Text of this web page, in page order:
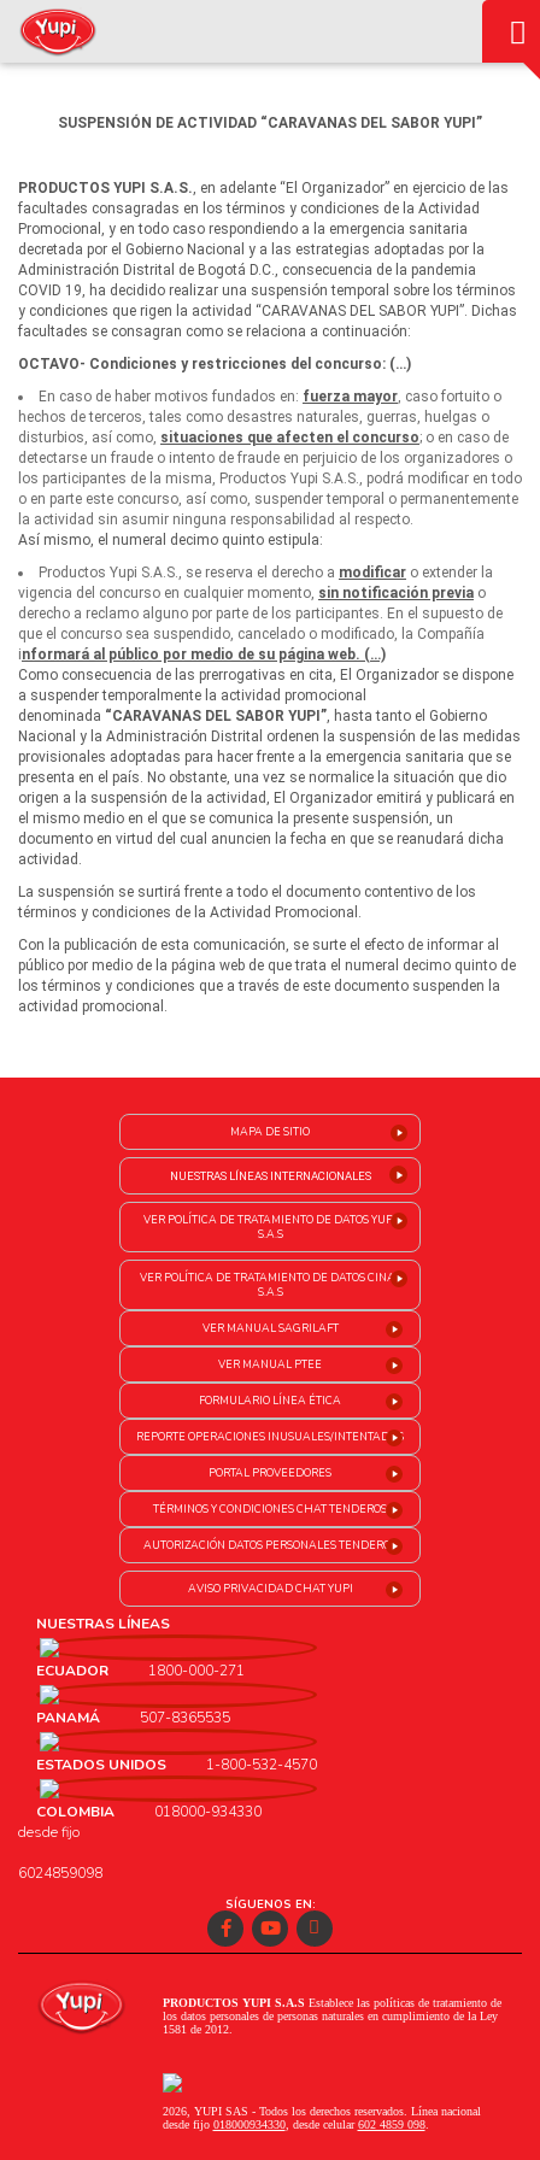
SUSPENSIÓN DE ACTIVIDAD “CARAVANAS DEL SABOR YUPI”
PRODUCTOS YUPI S.A.S., en adelante “El Organizador” en ejercicio de las
facultades consagradas en los términos y condiciones de la Actividad
Promocional, y en todo caso respondiendo a la emergencia sanitaria
decretada por el Gobierno Nacional y a las estrategias adoptadas por la
Administración Distrital de Bogotá D.C., consecuencia de la pandemia
COVID 19, ha decidido realizar una suspensión temporal sobre los términos
y condiciones que rigen la actividad “CARAVANAS DEL SABOR YUPI”. Dichas
facultades se consagran como se relaciona a continuación:
OCTAVO- Condiciones y restricciones del concurso: (…)
En caso de haber motivos fundados en: fuerza mayor, caso fortuito o
hechos de terceros, tales como desastres naturales, guerras, huelgas o
disturbios, así como, situaciones que afecten el concurso; o en caso de
detectarse un fraude o intento de fraude en perjuicio de los organizadores o
los participantes de la misma, Productos Yupi S.A.S., podrá modificar en todo
o en parte este concurso, así como, suspender temporal o permanentemente
la actividad sin asumir ninguna responsabilidad al respecto.
Así mismo, el numeral decimo quinto estipula:
Productos Yupi S.A.S., se reserva el derecho a modificar o extender la
vigencia del concurso en cualquier momento, sin notificación previa o
derecho a reclamo alguno por parte de los participantes. En el supuesto de
que el concurso sea suspendido, cancelado o modificado, la Compañía
informará al público por medio de su página web. (…)
Como consecuencia de las prerrogativas en cita, El Organizador se dispone
a suspender temporalmente la actividad promocional
denominada “CARAVANAS DEL SABOR YUPI”, hasta tanto el Gobierno
Nacional y la Administración Distrital ordenen la suspensión de las medidas
provisionales adoptadas para hacer frente a la emergencia sanitaria que se
presenta en el país. No obstante, una vez se normalice la situación que dio
origen a la suspensión de la actividad, El Organizador emitirá y publicará en
el mismo medio en el que se comunica la presente suspensión, un
documento en virtud del cual anuncien la fecha en que se reanudará dicha
actividad.
La suspensión se surtirá frente a todo el documento contentivo de los
términos y condiciones de la Actividad Promocional.
Con la publicación de esta comunicación, se surte el efecto de informar al
público por medio de la página web de que trata el numeral decimo quinto de
los términos y condiciones que a través de este documento suspenden la
actividad promocional.
MAPA DE SITIO
NUESTRAS LÍNEAS INTERNACIONALES
VER POLÍTICA DE TRATAMIENTO DE DATOS YUPI
S.A.S
VER POLÍTICA DE TRATAMIENTO DE DATOS CINAL
S.A.S
VER MANUAL SAGRILAFT
VER MANUAL PTEE
FORMULARIO LÍNEA ÉTICA
REPORTE OPERACIONES INUSUALES/INTENTADAS
PORTAL PROVEEDORES
TÉRMINOS Y CONDICIONES CHAT TENDEROS
AUTORIZACIÓN DATOS PERSONALES TENDEROS
AVISO PRIVACIDAD CHAT YUPI
NUESTRAS LÍNEAS
ECUADOR 1800-000-271
PANAMÁ 507-8365535
ESTADOS UNIDOS 1-800-532-4570
COLOMBIA
018000-934330
desde fijo
6024859098
SÍGUENOS EN:
FacebookYoutubeInstagram
PRODUCTOS YUPI S.A.S Establece las políticas de tratamiento de
los datos personales de personas naturales en cumplimiento de la Ley
1581 de 2012.
2026, YUPI SAS - Todos los derechos reservados. Línea nacional
desde fijo 018000934330, desde celular602 4859 098.